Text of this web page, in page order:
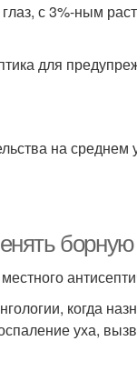
с 3%-ным
для
на среднем
когда
уха,